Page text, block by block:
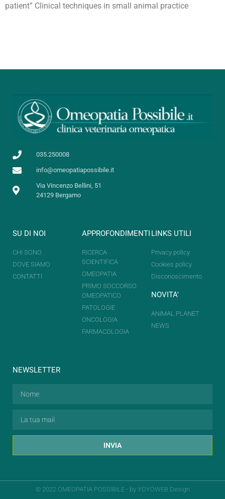
patient” Clinical techniques in small animal practice
035.250008
info@omeopatiapossibile.it
Via Vincenzo Bellini, 51
24129 Bergamo
SU DI NOI
CHI SONO
DOVE SIAMO
CONTATTI
APPROFONDIMENTI
RICERCA
SCIENTIFICA
OMEOPATIA
PRIMO SOCCORSO
OMEOPATICO
PATOLOGIE
ONCOLOGIA
FARMACOLOGIA
LINKS UTILI
Privacy policy
Cookies policy
Disconoscimento
NOVITA'
ANIMAL PLANET
NEWS
NEWSLETTER
INVIA
© 2022 OMEOPATIA POSSIBILE - by YOYOWEB Design